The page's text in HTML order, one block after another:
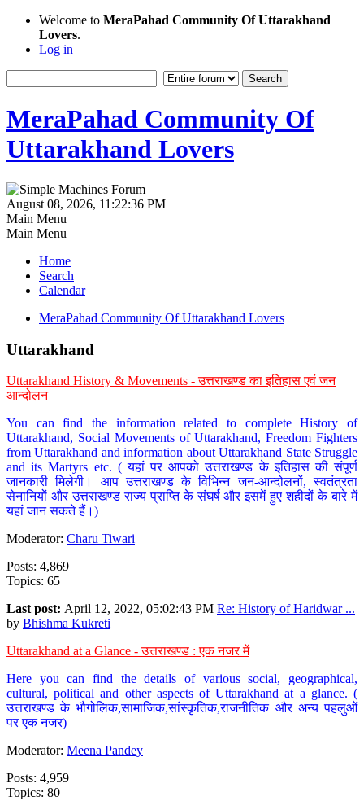
Welcome to MeraPahad Community Of Uttarakhand
Lovers.
Log in
MeraPahad Community Of
Uttarakhand Lovers
August 08, 2026, 11:22:36 PM
Main Menu
Main Menu
Home
Search
Calendar
MeraPahad Community Of Uttarakhand Lovers
Uttarakhand
Uttarakhand History & Movements - उत्तराखण्ड का इतिहास एवं जन
आन्दोलन
You can find the information related to complete History of
Uttarakhand, Social Movements of Uttarakhand, Freedom Fighters
from Uttarakhand and information about Uttarakhand State Struggle
and its Martyrs etc. ( यहां पर आपको उत्तराखण्ड के इतिहास की संपूर्ण
जानकारी मिलेगी। आप उत्तराखण्ड के विभिन्न जन-आन्दोलनों, स्वतंत्रता
सेनानियों और उत्तराखण्ड राज्य प्राप्ति के संघर्ष और इसमें हुए शहीदों के बारे में
यहां जान सकते हैं।)
Moderator: Charu Tiwari
Posts: 4,869
Topics: 65
Last post: April 12, 2022, 05:02:43 PM Re: History of Haridwar ...
by Bhishma Kukreti
Uttarakhand at a Glance - उत्तराखण्ड : एक नजर में
Here you can find the details of various social, geographical,
cultural, political and other aspects of Uttarakhand at a glance. (
उत्तराखण्ड के भौगोलिक,सामाजिक,सांस्कृतिक,राजनीतिक और अन्य पहलुओं
पर एक नजर)
Moderator: Meena Pandey
Posts: 4,959
Topics: 80